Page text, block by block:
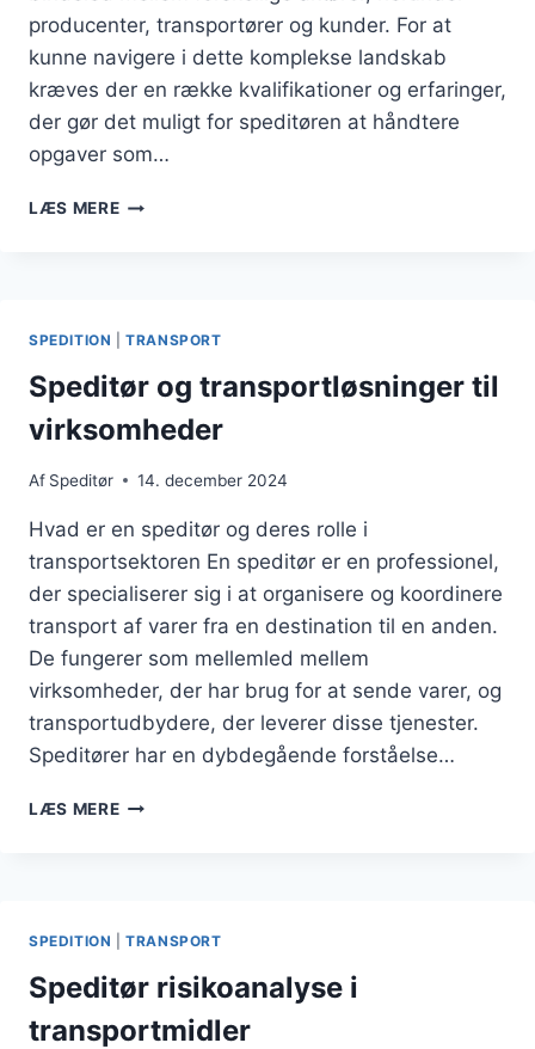
producenter, transportører og kunder. For at
kunne navigere i dette komplekse landskab
kræves der en række kvalifikationer og erfaringer,
der gør det muligt for speditøren at håndtere
opgaver som…
LÆS MERESPEDITØR
SPEDITION |TRANSPORT
Speditør og transportløsninger til
virksomheder
Af Speditør 14. december 2024
Hvad er en speditør og deres rolle i
transportsektoren En speditør er en professionel,
der specialiserer sig i at organisere og koordinere
transport af varer fra en destination til en anden.
De fungerer som mellemled mellem
virksomheder, der har brug for at sende varer, og
transportudbydere, der leverer disse tjenester.
Speditører har en dybdegående forståelse…
LÆS MERESPEDITØR
SPEDITION |TRANSPORT
Speditør risikoanalyse i
transportmidler